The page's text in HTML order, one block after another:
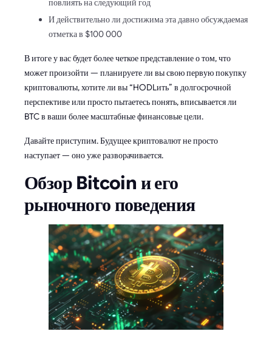
повлиять на следующий год
И действительно ли достижима эта давно обсуждаемая
отметка в $100 000
В итоге у вас будет более четкое представление о том, что
может произойти — планируете ли вы свою первую покупку
криптовалюты, хотите ли вы “HODLить” в долгосрочной
перспективе или просто пытаетесь понять, вписывается ли
BTC в ваши более масштабные финансовые цели.
Давайте приступим. Будущее криптовалют не просто
наступает — оно уже разворачивается.
Обзор Bitcoin и его
рыночного поведения